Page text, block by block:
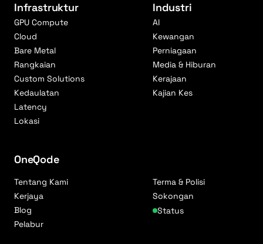
Infrastruktur
GPU Compute
Cloud
Bare Metal
Rangkaian
Custom Solutions
Kedaulatan
Latency
Lokasi
Industri
AI
Kewangan
Perniagaan
Media & Hiburan
Kerajaan
Kajian Kes
OneQode
Tentang Kami
Kerjaya
Blog
Pelabur
Terma & Polisi
Sokongan
Status